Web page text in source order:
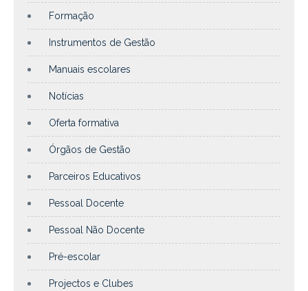
Formação
Instrumentos de Gestão
Manuais escolares
Notícias
Oferta formativa
Órgãos de Gestão
Parceiros Educativos
Pessoal Docente
Pessoal Não Docente
Pré-escolar
Projectos e Clubes